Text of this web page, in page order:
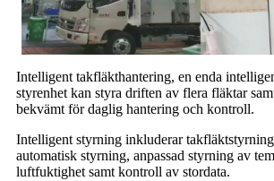
Intelligent takfläkthantering, en enda
styrenhet kan styra driften av flera fläktar
bekvämt för daglig hantering och kontroll.
Intelligent styrning inkluderar
automatisk styrning, anpassad styrning av
luftfuktighet samt kontroll av stordata.